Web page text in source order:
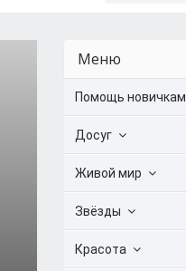
Меню
Помощь новичкам
Досуг
Живой мир
Звёзды
Красота